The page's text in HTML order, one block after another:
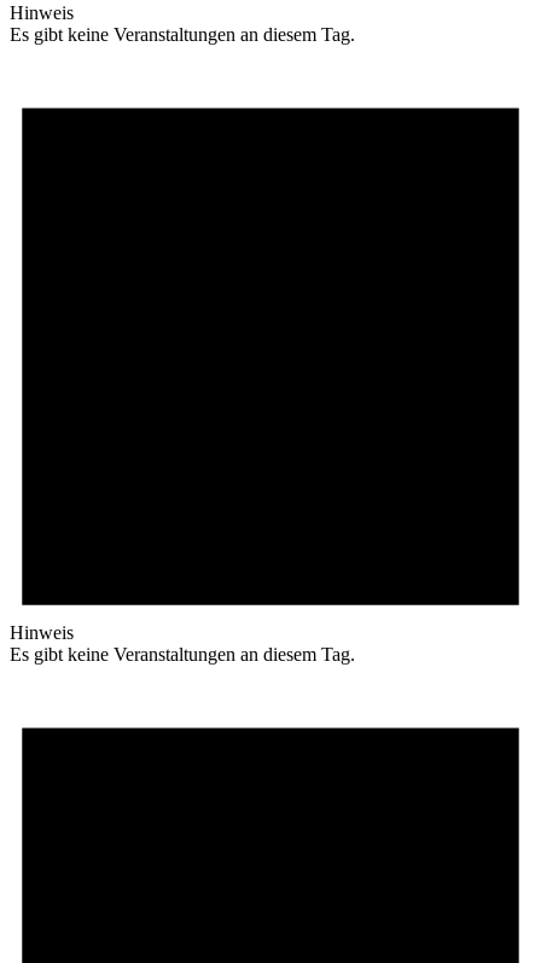
Hinweis
Es gibt keine Veranstaltungen an diesem Tag.
Hinweis
Es gibt keine Veranstaltungen an diesem Tag.